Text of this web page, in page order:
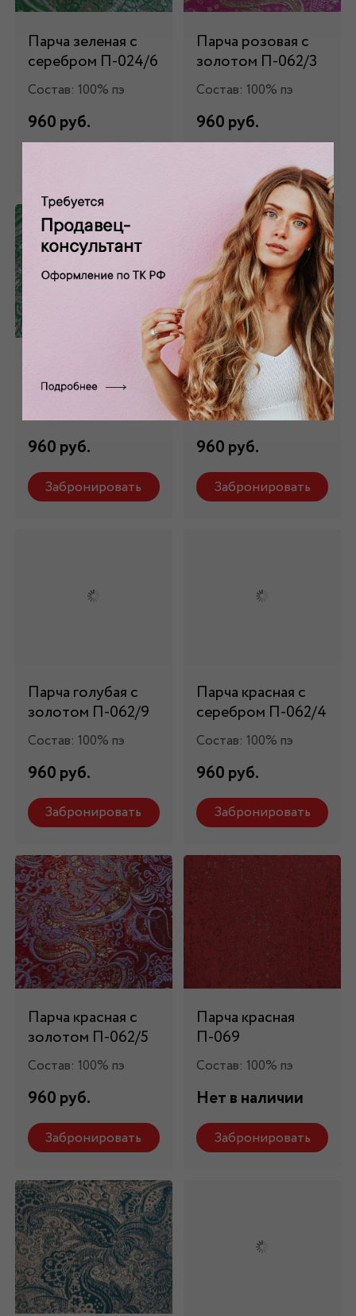
Парча зеленая с
серебром П-024/6
Состав: 100% пэ
960 руб.
Парча розовая с
золотом П-062/3
Состав: 100% пэ
960 руб.
Забронировать
серебром П-024/7
Состав: 100% пэ
960 руб.
Забронировать
Парча голубая с
серебром П-062/8
Состав: 100% пэ
960 руб.
Забронировать
Парча голубая с
золотом П-062/9
Состав: 100% пэ
960 руб.
Забронировать
Парча красная с
серебром П-062/4
Состав: 100% пэ
960 руб.
Забронировать
Парча красная с
золотом П-062/5
Состав: 100% пэ
960 руб.
Забронировать
Парча красная
П-069
Состав: 100% пэ
Нет в наличии
Забронировать